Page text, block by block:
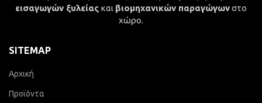
εισαγωγών ξυλείας και βιομηχανικών παραγώγωνστο
χώρο.
SITEMAP
Αρχική
Προϊόντα